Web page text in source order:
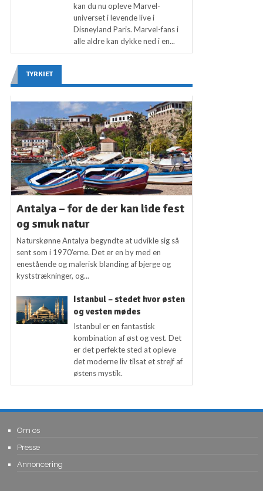
kan du nu opleve Marvel-
universet i levende live i
Disneyland Paris. Marvel-fans i
alle aldre kan dykke ned i en...
TYRKIET
Antalya – for de der kan lide fest
og smuk natur
Naturskønne Antalya begyndte at udvikle sig så
sent som i 1970’erne. Det er en by med en
enestående og malerisk blanding af bjerge og
kyststrækninger, og...
Istanbul – stedet hvor østen
og vesten mødes
Istanbul er en fantastisk
kombination af øst og vest. Det
er det perfekte sted at opleve
det moderne liv tilsat et strejf af
østens mystik.
Om os
Presse
Annoncering